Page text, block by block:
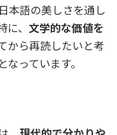
本語の美しさを通し
、 文学的な価値を
から再読したいと考
っています。